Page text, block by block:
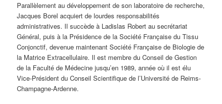
Parallèlement au développement de son laboratoire de recherche,
Jacques Borel acquiert de lourdes responsabilités
administratives. Il succède à Ladislas Robert au secrétariat
Général, puis à la Présidence de la Société Française du Tissu
Conjonctif, devenue maintenant Société Française de Biologie de
la Matrice Extracellulaire. Il est membre du Conseil de Gestion
de la Faculté de Médecine jusqu’en 1989, année où il est élu
Vice-Président du Conseil Scientifique de l’Université de Reims-
Champagne-Ardenne.